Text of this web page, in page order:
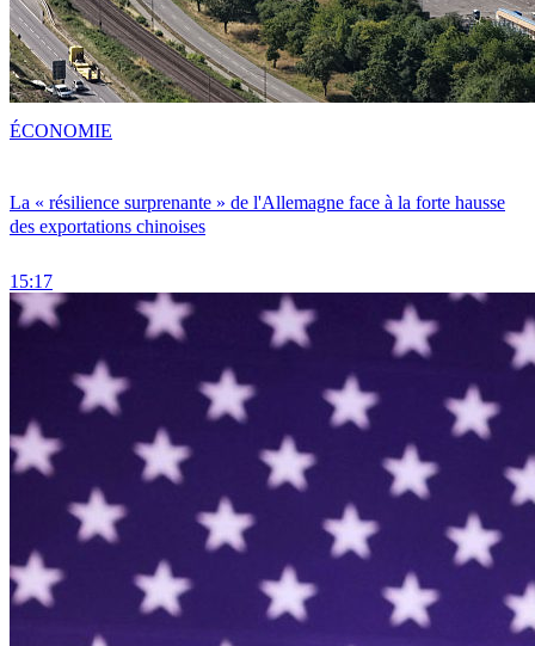
La « résilience surprenante » de l'Allemagne face à la forte hausse
des exportations chinoises
15:17
ÉCONOMIE